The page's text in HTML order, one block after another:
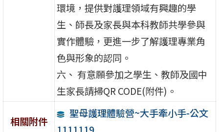
環境，提供對護理領域有興趣的學
生、師長及家長與本科教師共學參與
實作體驗，更進一步了解護理專業角
色與形象的認同。
六、 有意願參加之學生、教師及國中
生家長請掃QR CODE(附件)。
相關附件
聖母護理體驗營~大手牽小手-公文